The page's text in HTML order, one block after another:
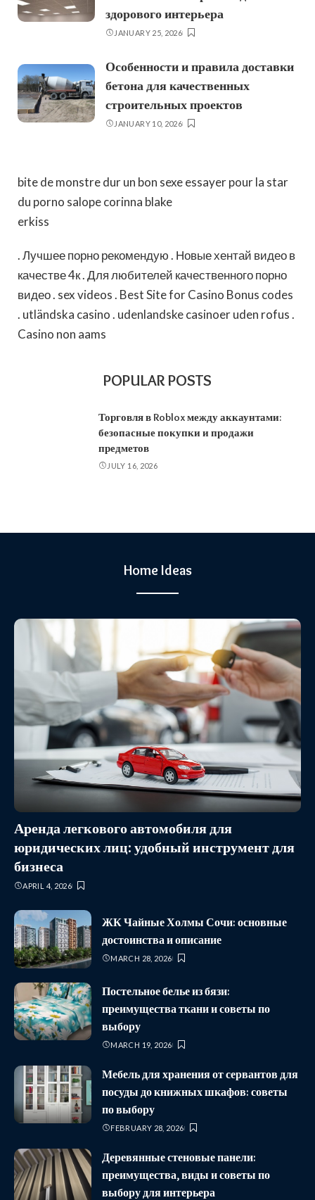
здорового интерьера
JANUARY 25, 2026
Особенности и правила доставки
бетона для качественных
строительных проектов
JANUARY 10, 2026
bite de monstre dur un bon sexe essayer pour la star
du porno salope corinna blake
erkiss
. Лучшеепорнорекомендую . Новыехентай видео в
качестве 4к . Для любителей качественногопорно
видео . sexvideos . Best Site forCasino Bonus codes
. utländska casino. udenlandske casinoer uden rofus.
Casino non aams
POPULAR POSTS
Торговля в Roblox между аккаунтами:
безопасные покупки и продажи
предметов
JULY 16, 2026
Home Ideas
Аренда легкового автомобиля для
юридических лиц: удобный инструмент для
бизнеса
APRIL 4, 2026
ЖК Чайные Холмы Сочи: основные
достоинства и описание
MARCH 28, 2026
Постельное белье из бязи:
преимущества ткани и советы по
выбору
MARCH 19, 2026
Мебель для хранения от сервантов для
посуды до книжных шкафов: советы
по выбору
FEBRUARY 28, 2026
Деревянные стеновые панели:
преимущества, виды и советы по
выбору для интерьера